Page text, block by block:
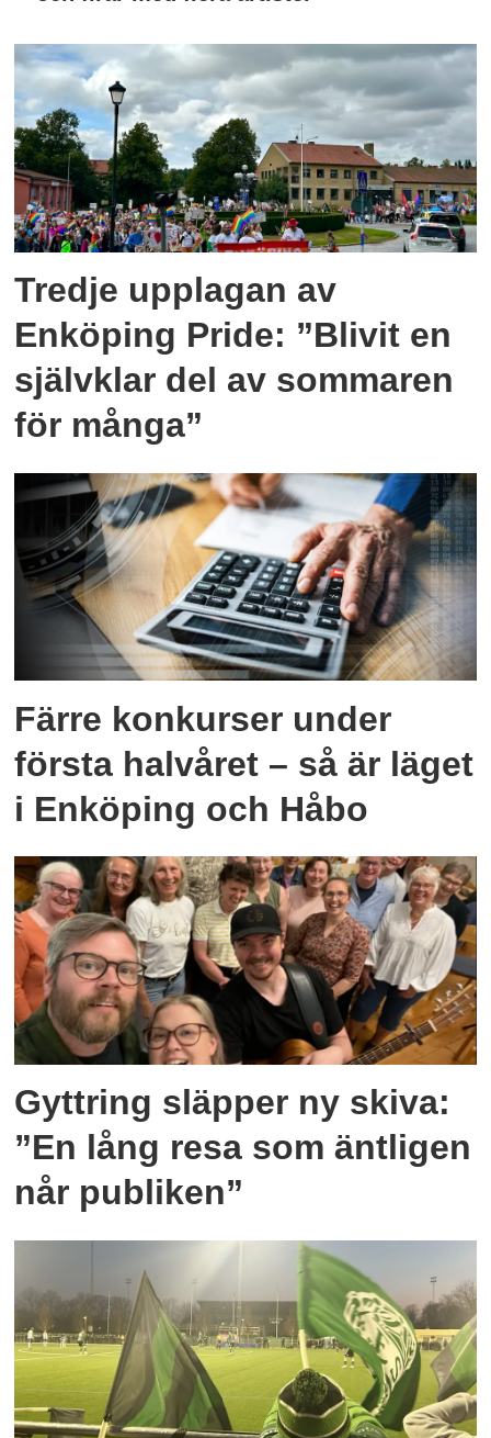
Tredje upplagan av
Enköping Pride: ”Blivit en
självklar del av sommaren
för många”
Färre konkurser under
första halvåret – så är läget
i Enköping och Håbo
Gyttring släpper ny skiva:
”En lång resa som äntligen
når publiken”